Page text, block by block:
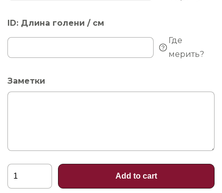
ID: Длина голени / см
Где
мерить?
Заметки
Memory,
гольфы
Add to cart